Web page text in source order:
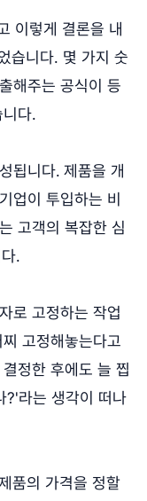
이렇게 결론을 내
습니다. 몇 가지 숫
해주는 공식이 등
다.
됩니다. 제품을 개
업이 투입하는 비
고객의 복잡한 심
.
로 고정하는 작업
고정해놓는다고
정한 후에도 늘 찝
?'라는 생각이 떠나
품의 가격을 정할